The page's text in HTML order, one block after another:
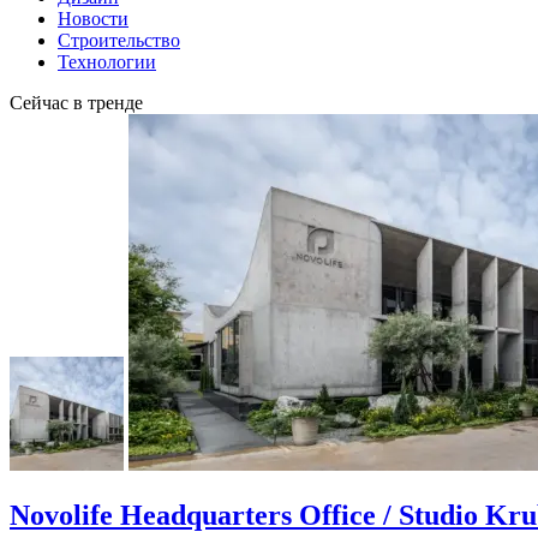
Новости
Строительство
Технологии
Сейчас в тренде
Novolife Headquarters Office / Studio